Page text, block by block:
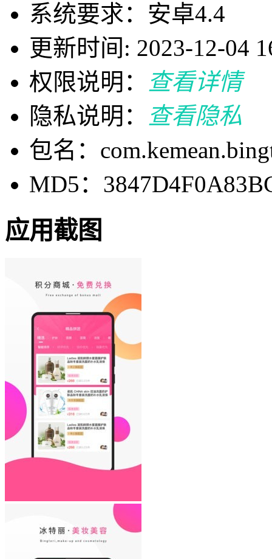
系统要求：安卓4.4
更新时间: 2023-12-04
权限说明：
查看详情
隐私说明：
查看隐私
包名：
MD5：
应用截图